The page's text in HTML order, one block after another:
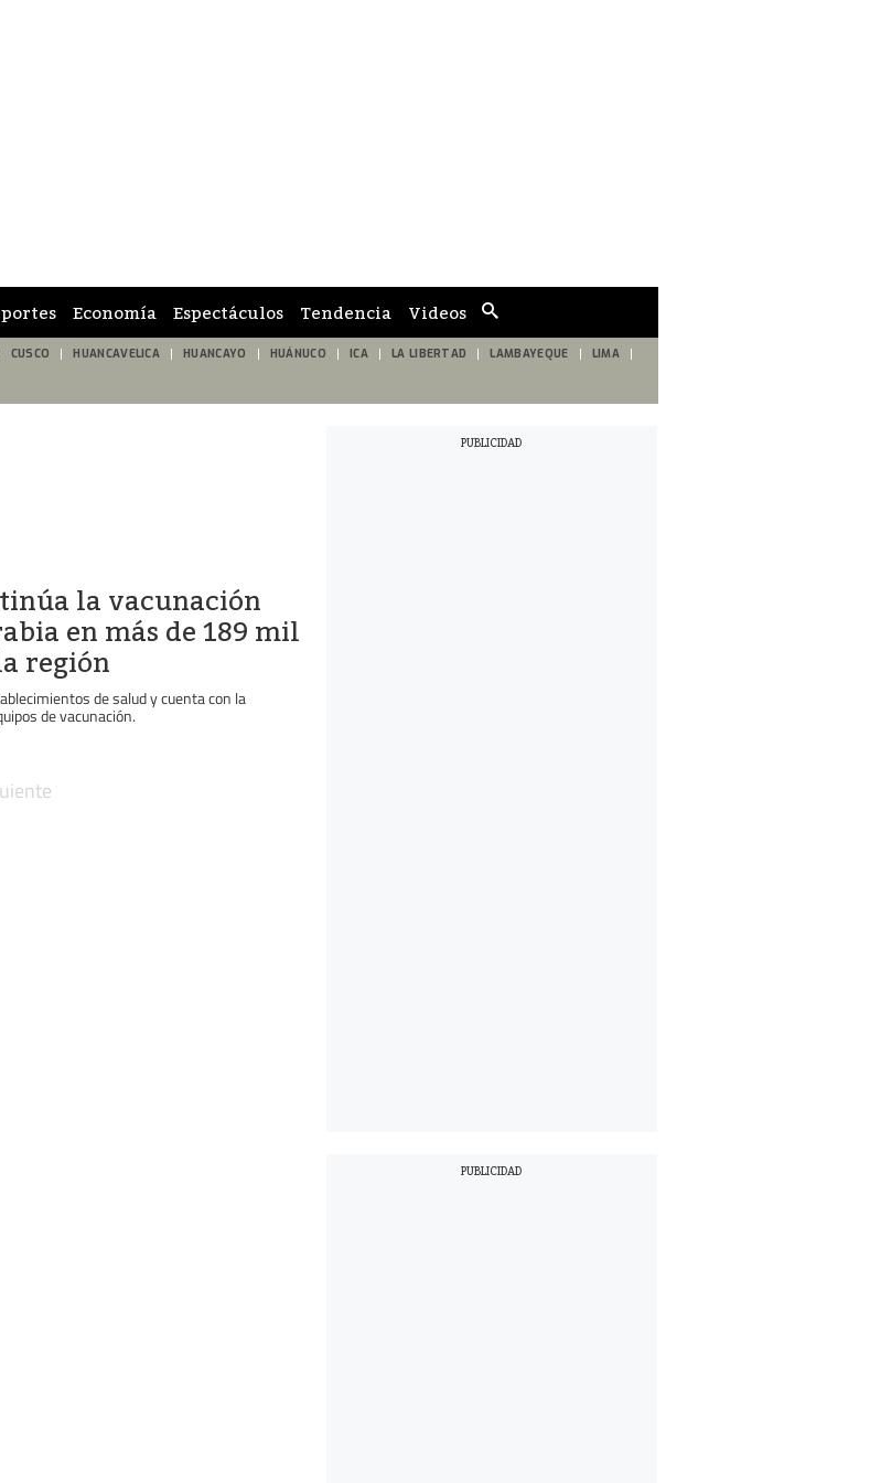
de
búsqueda
Economía Espectáculos Tendencia Videos
CUSCO HUANCAVELICA HUANCAYO HUÁNUCO ICA LA LIBERTAD LAMBAYEQUE LIMA
la vacunación
en más de 189 mil
región
de salud y cuenta con la
de vacunación.